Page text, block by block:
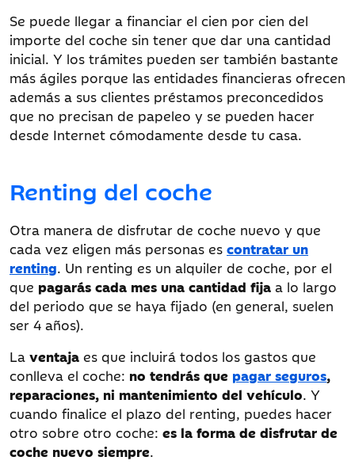
Se puede llegar a financiar el cien por cien del
importe del coche sin tener que dar una cantidad
inicial. Y los trámites pueden ser también bastante
más ágiles porque las entidades financieras ofrecen
además a sus clientes préstamos preconcedidos
que no precisan de papeleo y se pueden hacer
desde Internet cómodamente desde tu casa.
Renting del coche
Otra manera de disfrutar de coche nuevo y que
cada vez eligen más personas es contratar un
renting. Un renting es un alquiler de coche, por el
que pagarás cada mes una cantidad fija a lo largo
del periodo que se haya fijado (en general, suelen
ser 4 años).
La ventaja es que incluirá todos los gastos que
conlleva el coche: no tendrás que pagar seguros,
reparaciones, ni mantenimiento del vehículo. Y
cuando finalice el plazo del renting, puedes hacer
otro sobre otro coche: es la forma de disfrutar de
coche nuevo siempre.